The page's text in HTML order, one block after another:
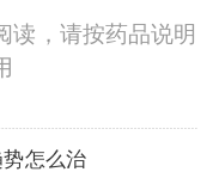
读，请按药品说明
怎么治